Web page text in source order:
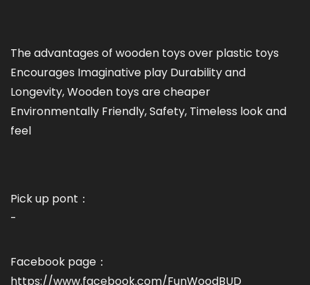
The advantages of wooden toys over plastic toys
Encourages Imaginative play Durability and
Longevity, Wooden toys are cheaper
Environmentally Friendly, Safety, Timeless look and
feel
Pick up pont：
-
Facebook page：
https://www.facebook.com/FunWoodBUD